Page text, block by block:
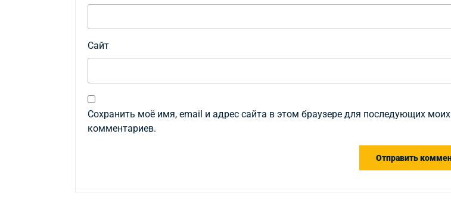
Сайт
Сохранить моё имя, email и адрес сайта в этом браузере для последующих моих
комментариев.